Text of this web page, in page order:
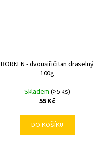
BORKEN - dvousiřičitan draselný
100g
Skladem(>5 ks)
55 Kč
DO KOŠÍKU